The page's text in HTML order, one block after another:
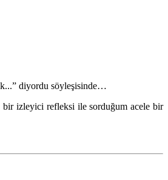
diyordu söyleşisinde…
bir izleyici refleksi ile sorduğum acele bir